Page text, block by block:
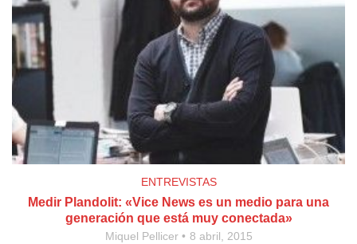
ENTREVISTAS
Medir Plandolit: «Vice News es un medio para una
generación que está muy conectada»
Miquel Pellicer 8 abril, 2015